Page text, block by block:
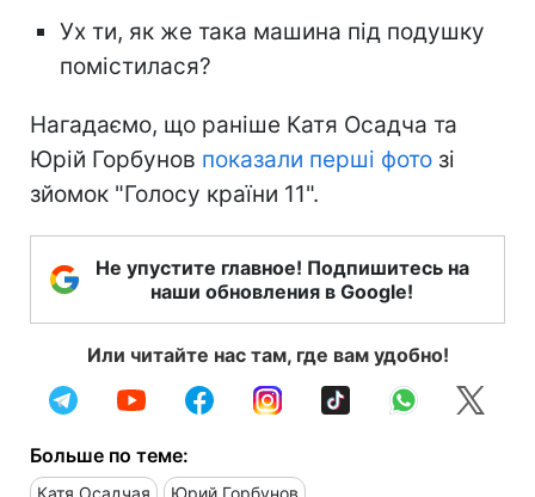
Ух ти, як же така машина під подушку
помістилася?
Нагадаємо, що раніше Катя Осадча та
Юрій Горбунов показали перші фото зі
зйомок "Голосу країни 11".
Не упустите главное! Подпишитесь на
наши обновления в Google!
Или читайте нас там, где вам удобно!
Больше по теме:
Катя Осадчая Юрий Горбунов